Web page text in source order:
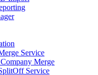
Service
Merge
Service